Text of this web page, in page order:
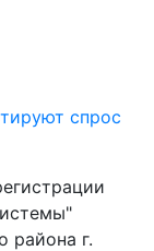
спрос
района г.